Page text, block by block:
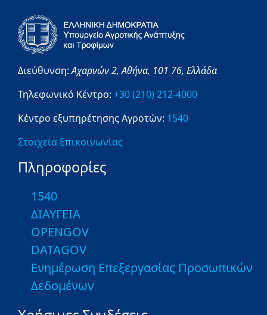
Διεύθυνση:Αχαρνών 2,Αθήνα, 101 76, Ελλάδα
Τηλεφωνικό Κέντρο: +30 (210) 212-4000
Κέντρο εξυπηρέτησης Αγροτών: 1540
Στοιχεία Επικοινωνίας
Πληροφορίες
1540
ΔΙΑΥΓΕΙΑ
OPENGOV
DATAGOV
Ενημέρωση Επεξεργασίας Προσωπικών
Δεδομένων